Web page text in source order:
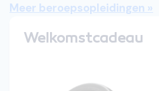
Meer beroepsopleidingen »
Welkomstcadeau